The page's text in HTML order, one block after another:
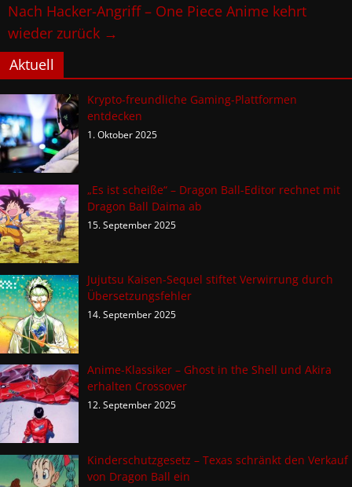
Nach Hacker-Angriff – One Piece Anime kehrt
wieder zurück →
Aktuell
Krypto-freundliche Gaming-Plattformen
entdecken
1. Oktober 2025
„Es ist scheiße“ – Dragon Ball-Editor rechnet mit
Dragon Ball Daima ab
15. September 2025
Jujutsu Kaisen-Sequel stiftet Verwirrung durch
Übersetzungsfehler
14. September 2025
Anime-Klassiker – Ghost in the Shell und Akira
erhalten Crossover
12. September 2025
Kinderschutzgesetz – Texas schränkt den Verkauf
von Dragon Ball ein